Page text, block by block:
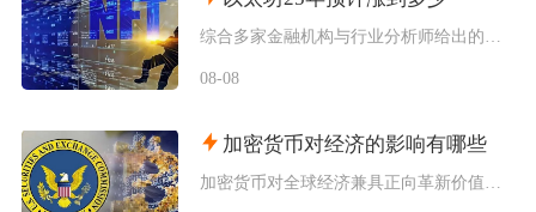
08-08
加密货币对经济的影响有哪些